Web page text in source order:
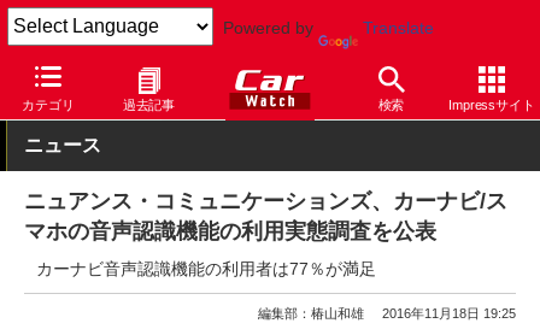
Powered by Translate
カテゴリ 過去記事 検索 Impressサイト
Car Watch 技術
ニュース
ニュアンス・コミュニケーションズ、カーナビ/ス
マホの音声認識機能の利用実態調査を公表
カーナビ音声認識機能の利用者は77％が満足
編集部：椿山和雄 2016年11月18日 19:25